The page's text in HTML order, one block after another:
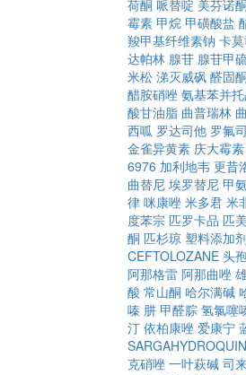
荷酮 哌替啶 美芬诺酮
霉素 甲烷 甲磺酸盐
羧甲基纤维素钠 卡
达帕林 腺苷 腺苷甲
米松 涕灭威砜 醛固酮
醋胺硝唑 氨基苯并
酸甘油脂 曲普瑞林
西呱 罗达司他 罗氟
金雀异黄素 庆大霉素
6976 加利地韦 更昔
曲替尼 埃罗替尼 甲
律 咪康唑 米多君 米
度苯宗 匹罗卡品 匹
酮 匹杉琼 塑料添加剂
CEFTOLOZANE 头
阿那格雷 阿那曲唑
酸 常山酮 哈尔满碱
嗪 肼 甲醛腙 氢氯噻
汀 依柏康唑 爱康宁
克硝唑 一叶萩碱 司